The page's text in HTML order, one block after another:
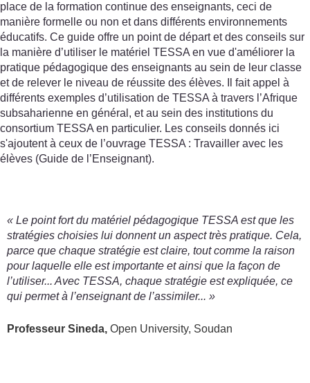
place de la formation continue des enseignants, ceci de
manière formelle ou non et dans différents environnements
éducatifs. Ce guide offre un point de départ et des conseils sur
la manière d’utiliser le matériel TESSA en vue d'améliorer la
pratique pédagogique des enseignants au sein de leur classe
et de relever le niveau de réussite des élèves. Il fait appel à
différents exemples d’utilisation de TESSA à travers l’Afrique
subsaharienne en général, et au sein des institutions du
consortium TESSA en particulier. Les conseils donnés ici
s'ajoutent à ceux de l’ouvrage TESSA : Travailler avec les
élèves (Guide de l’Enseignant).
« Le point fort du matériel pédagogique TESSA est que les
stratégies choisies lui donnent un aspect très pratique. Cela,
parce que chaque stratégie est claire, tout comme la raison
pour laquelle elle est importante et ainsi que la façon de
l’utiliser... Avec TESSA, chaque stratégie est expliquée, ce
qui permet à l’enseignant de l’assimiler... »
Professeur Sineda, Open University, Soudan